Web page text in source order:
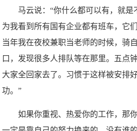
马云说：“你什么都可以有，就是
为我看到所有国有企业都有班车，它
当年我在夜校兼职当老师的时候，骑
口，发现很多人排队等在那里。五点
大家全回家去了。习惯于这样被安排
功。”
如果你重视、热爱你的工作，那